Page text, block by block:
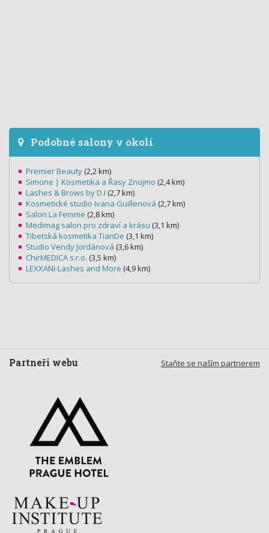
Podobné salony v okolí
Premier Beauty (2,2 km)
Simone | Kosmetika a Řasy Znojmo (2,4 km)
Lashes & Brows by D.I (2,7 km)
Kosmetické studio Ivana Guillenová (2,7 km)
Salon La Femme (2,8 km)
Medimag salon pro zdraví a krásu (3,1 km)
Tibetská kosmetika TianDe (3,1 km)
Studio Vendy Jordánová (3,6 km)
ChirMEDICA s.r.o. (3,5 km)
LEXXANI-Lashes and More (4,9 km)
Staňte se naším partnerem
Partneři webu